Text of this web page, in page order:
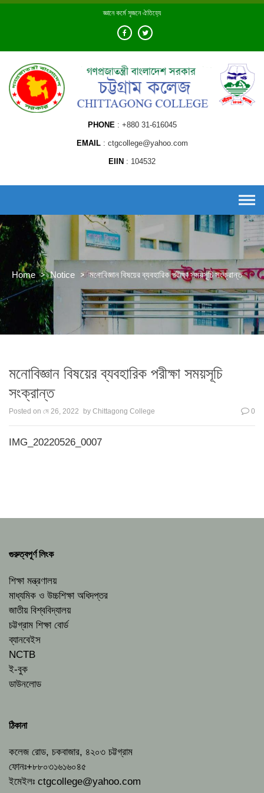
Skip
জ্ঞানে কর্মে সৃজনে ঐতিহ্যে
PHONE +880 31-616045
EMAIL ctgcollege@yahoo.com
EIIN 104532
Home > Notice > মনোবিজ্ঞান বিষয়ের ব্যবহারিক পরীক্ষা সময়সূচি সংক্রান্ত
মনোবিজ্ঞান বিষয়ের ব্যবহারিক পরীক্ষা সময়সূচি
সংক্রান্ত
Posted on মে 26, 2022 by Chittagong College 0
IMG_20220526_0007
গুরুত্বপূর্ণ লিংক
শিক্ষা মন্ত্রণালয়
মাধ্যমিক ও উচ্চশিক্ষা অধিদপ্তর
জাতীয় বিশ্ববিদ্যালয়
চট্টগ্রাম শিক্ষা বোর্ড
ব্যানবেইস
NCTB
ই-বুক
ডাউনলোড
ঠিকানা
কলেজ রোড, চকবাজার, ৪২০৩ চট্টগ্রাম
ফোনঃ+৮৮০৩১৬১৬০৪৫
ইমেইলঃ ctgcollege@yahoo.com